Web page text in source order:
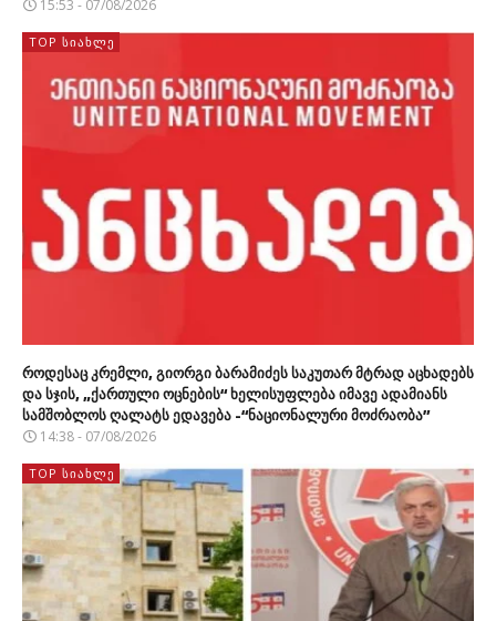
15:53 - 07/08/2026
TOP ᲡᲘᲐᲮᲚᲔ
როდესაც კრემლი, გიორგი ბარამიძეს საკუთარ მტრად აცხადებს
და სჯის, „ქართული ოცნების“ ხელისუფლება იმავე ადამიანს
სამშობლოს ღალატს ედავება -“ნაციონალური მოძრაობა”
14:38 - 07/08/2026
TOP ᲡᲘᲐᲮᲚᲔ